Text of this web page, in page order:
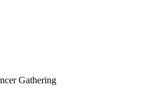
Gathering